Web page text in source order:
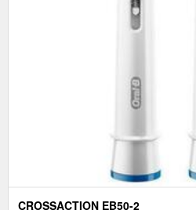
CROSSACTION EB50-2